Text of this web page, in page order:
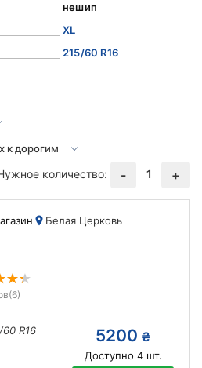
нешип
XL
215/60 R16
количество:
- 1 +
Белая Церковь
(6)
R16
5200 ₴
Доступно 4шт.